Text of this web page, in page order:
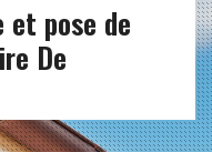
pose de
De